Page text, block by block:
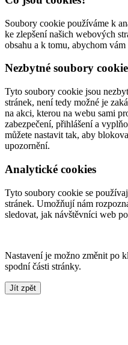
Soubory cookie používáme k
ke zlepšení našich webových
obsahu a k tomu, abychom
Nezbytné soubory
Tyto soubory cookie jsou
stránek, není tedy možné je
na akci, kterou na webu sami
zabezpečení, přihlášení a
můžete nastavit tak, aby
upozornění.
Analytické cookies
Tyto soubory cookie se
stránek. Umožňují nám
sledovat, jak návštěvníci web
Nastavení je možno změnit po
spodní části stránky.
Jít zpět